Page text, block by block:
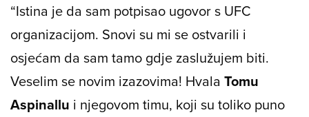
“Istina je da sam potpisao ugovor s UFC
organizacijom. Snovi su mi se ostvarili i
osjećam da sam tamo gdje zaslužujem biti.
Veselim se novim izazovima! Hvala Tomu
Aspinallu i njegovom timu, koji su toliko puno